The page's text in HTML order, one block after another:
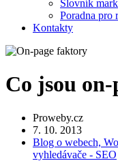
Slovník
Poradna pro
Kontakty
Co jsou
Proweby.cz
7. 10. 2013
Blog o webech,
vyhledávače - SEO